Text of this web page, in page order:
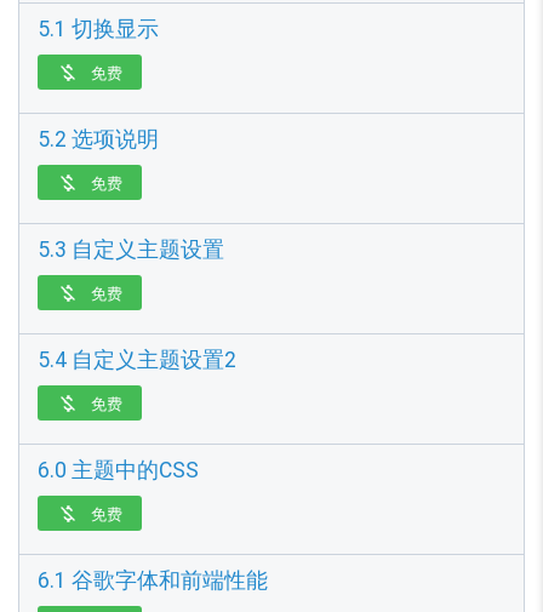
5.1 切换显示
 免费
5.2 选项说明
 免费
5.3 自定义主题设置
 免费
5.4 自定义主题设置2
 免费
6.0 主题中的CSS
 免费
6.1 谷歌字体和前端性能